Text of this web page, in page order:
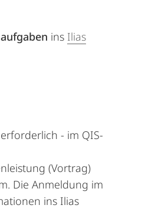
ins Ilias
- im QIS-
(Vortrag)
Die Anmeldung im
ins Ilias